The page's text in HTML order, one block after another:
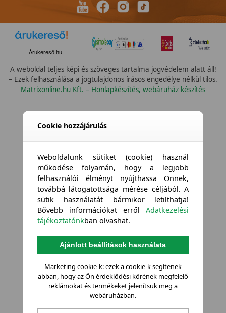
Árukereső.hu
A weboldal teljes képi és szöveges tartalma jogvédelem alatt áll!
– Ezek felhasználása a jogtulajdonos írásos engedélye nélkül tilos.
Matrixonline.hu Kft. – Honlapkészítés, webáruház készítés
Cookie hozzájárulás
Weboldalunk sütiket (cookie) használ
működése folyamán, hogy a legjobb
felhasználói élményt nyújthassa Önnek,
továbbá látogatottsága mérése céljából. A
sütik használatát bármikor letilthatja!
Bővebb információkat errőlAdatkezelési
tájékoztatónkban olvashat.
Ajánlott beállítások használata
Marketing cookie-k: ezek a cookie-k segítenek
abban, hogy az Ön érdeklődési körének megfelelő
reklámokat és termékeket jelenítsük meg a
webáruházban.